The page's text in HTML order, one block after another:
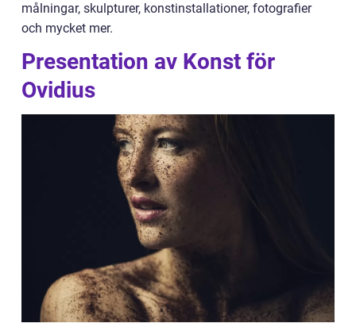
målningar, skulpturer, konstinstallationer, fotografier
och mycket mer.
Presentation av Konst för
Ovidius